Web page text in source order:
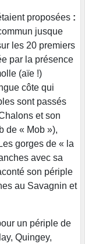
proposées :
jusque
les 20 premiers
par la présence
(aïe !)
côte qui
sont passés
et son
de « Mob »),
gorges de « la
avec sa
son périple
au Savagnin et
un périple de
Quingey,